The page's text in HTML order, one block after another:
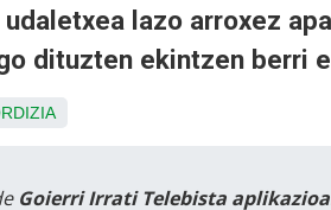
lazo arroxez
dituzten ekintzen berri
Goierri Irrati Telebista aplikazioa